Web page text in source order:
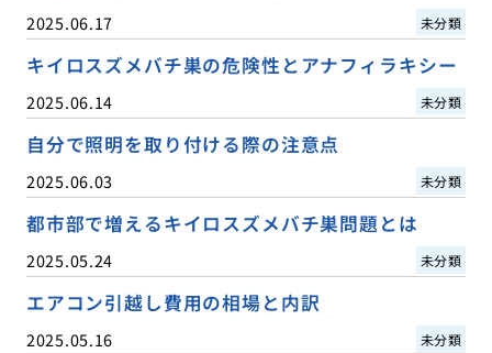
2025.06.17 未分類
キイロスズメバチ巣の危険性とアナフィラキシー
2025.06.14 未分類
自分で照明を取り付ける際の注意点
2025.06.03 未分類
都市部で増えるキイロスズメバチ巣問題とは
2025.05.24 未分類
エアコン引越し費用の相場と内訳
2025.05.16 未分類